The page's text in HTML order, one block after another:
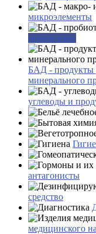
микроэлементы
пребиотики
БАД - продукты
минерального
углеводы и
антагонисты
средство
медицинского